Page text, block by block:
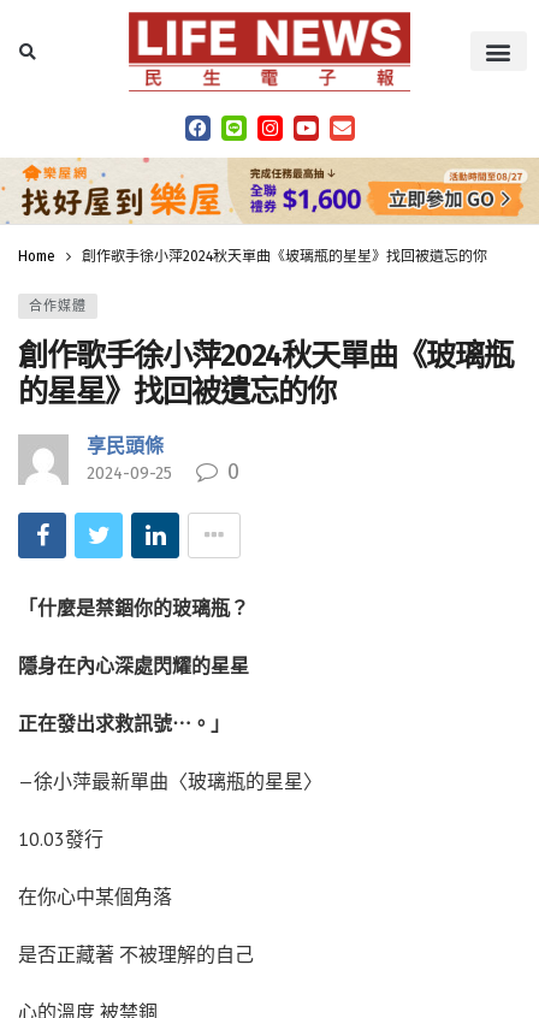
Home 創作歌手徐小萍2024秋天單曲《玻璃瓶的星星》找回被遺忘的你
合作媒體
創作歌手徐小萍2024秋天單曲《玻璃瓶
的星星》找回被遺忘的你
享民頭條
2024-09-25 0
「什麼是禁錮你的玻璃瓶？
隱身在內心深處閃耀的星星
正在發出求救訊號⋯ 。」
—徐小萍最新單曲〈玻璃瓶的星星〉
10.03發行
在你心中某個角落
是否正藏著 不被理解的自己
心的溫度 被禁錮